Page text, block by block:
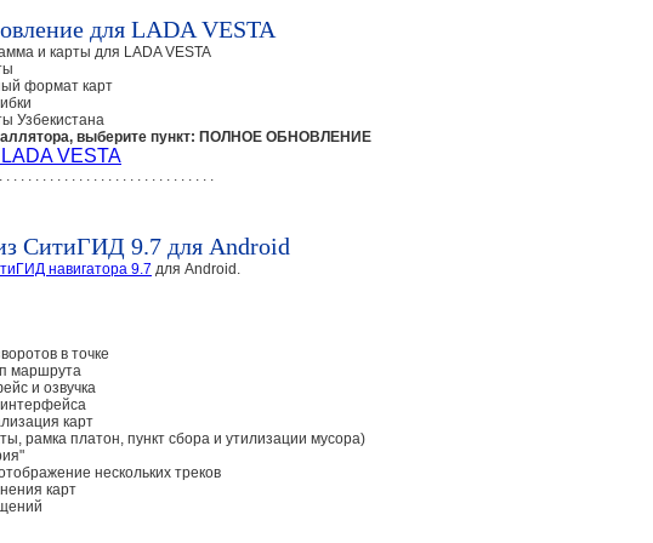
для LADA VESTA
и карты для LADA VESTA
формат карт
Узбекистана
выберите пункт: ПОЛНОЕ ОБНОВЛЕНИЕ
VESTA
. . . . . . . . . . . . . . . . . . . . . . . . . . . . .
СитиГИД 9.7 для Android
навигатора 9.7 для Android.
в точке
маршрута
и озвучка
карт
рамка платон, пункт сбора и утилизации мусора)
нескольких треков
карт